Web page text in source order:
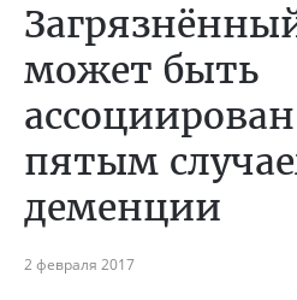
может быть
пятым
деменции
2 февраля 2017